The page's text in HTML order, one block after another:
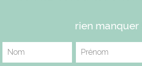
rien manquer